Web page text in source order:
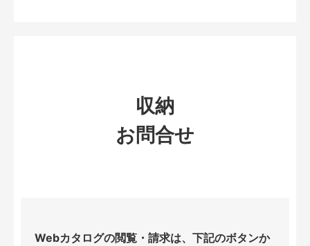
収納
お問合せ
Webカタログの閲覧・請求は、下記のボタンか